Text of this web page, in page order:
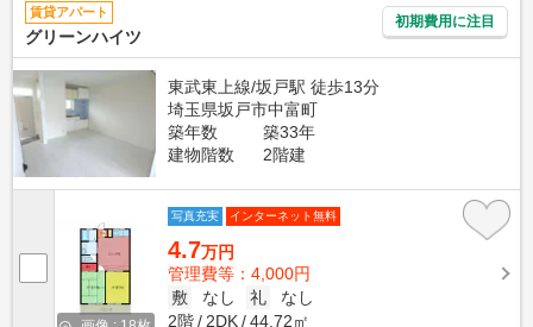
賃貸アパート
グリーンハイツ
初期費用に注目
東武東上線/坂戸駅 徒歩13分
埼玉県坂戸市中富町
築年数
築33年
建物階数
2階建
写真充実 インターネット無料
4.7万円
管理費等：4,000円
敷
なし 礼
なし
2階
2DK 44.72㎡